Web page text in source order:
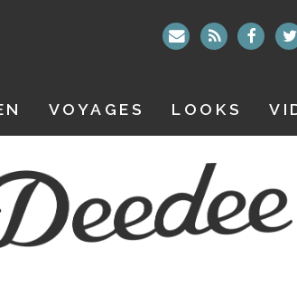
VOYAGES LOOKS